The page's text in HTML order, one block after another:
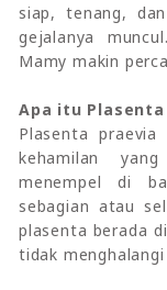
siap, tenang,
gejalanya
Mamy makin
Apa itu Plasenta
Plasenta
kehamilan
menempel di
sebagian atau
plasenta berada
tidak